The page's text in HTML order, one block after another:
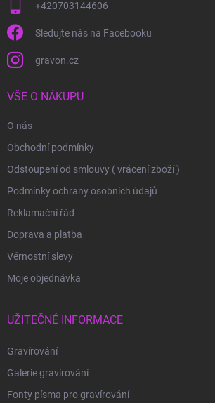
+420703144606
Sledujte nás na Facebooku
gravon.cz
VŠE O NÁKUPU
O nás
Obchodní podmínky
Odstoupení od smlouvy ( vrácení zboží )
Podmínky ochrany osobních údajů
Reklamační řád
Doprava a platba
Věrnostní slevy
Moje objednávka
UŽITEČNÉ INFORMACE
Gravírování
Galerie gravírování
Fonty písma pro gravírování